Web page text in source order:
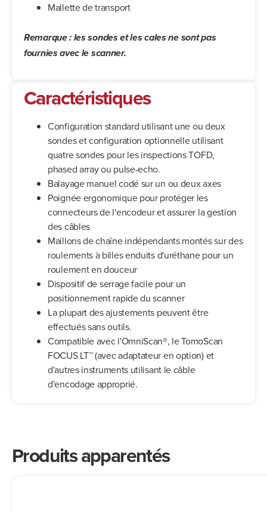
Mallette de transport
Remarque : les sondes et les cales ne sont pas
fournies avec le scanner.
Caractéristiques
Configuration standard utilisant une ou deux
sondes et configuration optionnelle utilisant
quatre sondes pour les inspections TOFD,
phased array ou pulse-echo.
Balayage manuel codé sur un ou deux axes
Poignée ergonomique pour protéger les
connecteurs de l'encodeur et assurer la gestion
des câbles
Maillons de chaîne indépendants montés sur des
roulements à billes enduits d'uréthane pour un
roulement en douceur
Dispositif de serrage facile pour un
positionnement rapide du scanner
La plupart des ajustements peuvent être
effectués sans outils.
Compatible avec l'OmniScan®, le TomoScan
FOCUS LT™ (avec adaptateur en option) et
d'autres instruments utilisant le câble
d'encodage approprié.
Produits apparentés